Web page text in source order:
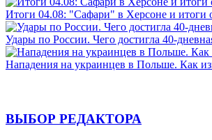
Итоги 04.08: "Сафари" в Херсоне и итоги
Удары по России. Чего достигла 40-
Нападения на украинцев в Польше. Как
ВЫБОР РЕДАКТОРА